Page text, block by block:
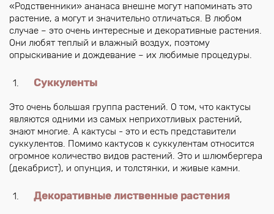
«Родственники» ананаса внешне могут напоминать это
растение, а могут и значительно отличаться. В любом
случае – это очень интересные и декоративные растения.
Они любят теплый и влажный воздух, поэтому
опрыскивание и дождевание – их любимые процедуры.
Суккуленты
Это очень большая группа растений. О том, что кактусы
являются одними из самых неприхотливых растений,
знают многие. А кактусы - это и есть представители
суккулентов. Помимо кактусов к суккулентам относится
огромное количество видов растений. Это и шлюмбергера
(декабрист), и опунция, и толстянки, и живые камни.
Декоративные лиственные растения